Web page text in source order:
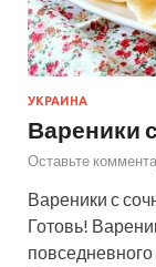
УКРАИНА
Вареники
Оставьте
Вареники с
Готовь!